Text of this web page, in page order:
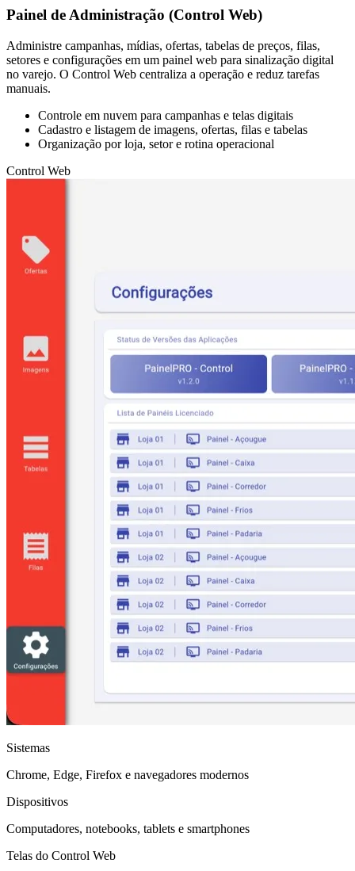
Painel de Administração (Control Web)
Administre campanhas, mídias, ofertas, tabelas de preços, filas,
setores e configurações em um painel web para sinalização digital
no varejo. O Control Web centraliza a operação e reduz tarefas
manuais.
Controle em nuvem para campanhas e telas digitais
Cadastro e listagem de imagens, ofertas, filas e tabelas
Organização por loja, setor e rotina operacional
Control Web
Sistemas
Chrome, Edge, Firefox e navegadores modernos
Dispositivos
Computadores, notebooks, tablets e smartphones
Telas do Control Web